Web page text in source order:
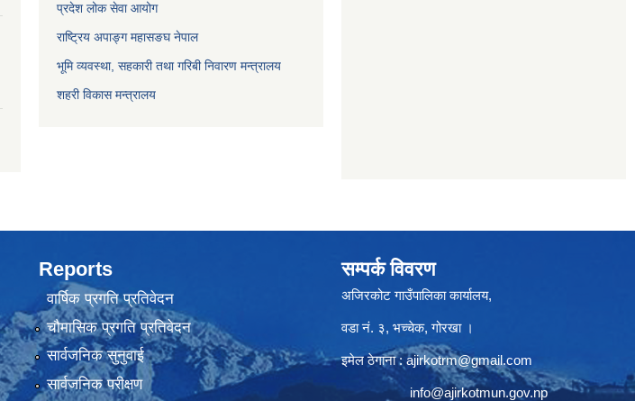
प्रदेश लोक सेवा आयोग
राष्ट्रिय अपाङ्ग महासङघ नेपाल
भूमि व्यवस्था, सहकारी तथा गरिबी निवारण मन्त्रालय
शहरी विकास मन्त्रालय
Reports
वार्षिक प्रगति प्रतिवेदन
चौमासिक प्रगति प्रतिवेदन
सार्वजनिक सुनुवाई
सार्वजनिक परीक्षण
सम्पर्क विवरण
अजिरकोट गाउँपालिका कार्यालय,
वडा नं. ३, भच्चेक, गोरखा ।
इमेल ठेगाना : ajirkotrm@gmail.com
info@ajirkotmun.gov.np